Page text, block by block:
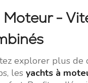
-
explorer plus de
les yachts à